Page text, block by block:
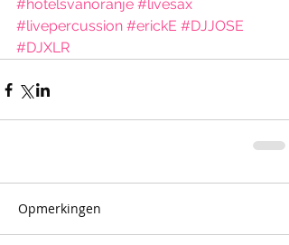
#hotelsvanoranje #livesax
#livepercussion #erickE #DJJOSE
#DJXLR
Opmerkingen